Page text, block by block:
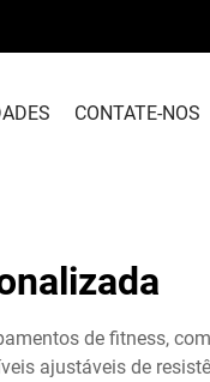
CONTATE-NOS
de fitness,
ajustáveis de